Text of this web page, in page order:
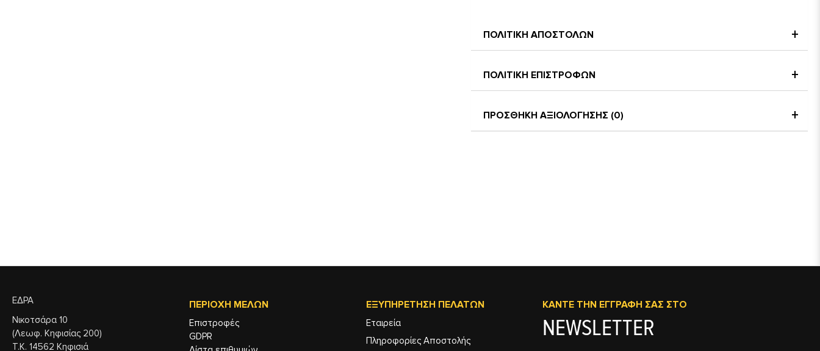
ΠΟΛΙΤΙΚΗ ΑΠΟΣΤΟΛΩΝ
ΠΟΛΙΤΙΚΗ ΕΠΙΣΤΡΟΦΩΝ
ΠΡΟΣΘΗΚΗ ΑΞΙΟΛΟΓΗΣΗΣ (0)
ΕΔΡΑ
Νικοτσάρα 10
(Λεωφ. Κηφισίας 200)
Τ.Κ. 14562 Κηφισιά
ΠΕΡΙΟΧΉ ΜΕΛΏΝ
Επιστροφές
GDPR
ΕΞΥΠΗΡΈΤΗΣΗ ΠΕΛΑΤΏΝ
Εταιρεία
Πληροφορίες Αποστολής
ΚΆΝΤΕ ΤΗΝ ΕΓΓΡΑΦΉ ΣΑΣ ΣΤΟ
NEWSLETTER